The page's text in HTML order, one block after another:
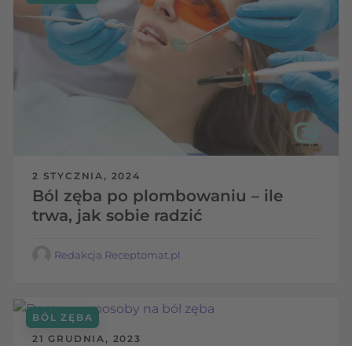
2 STYCZNIA, 2024
Ból zęba po plombowaniu – ile
trwa, jak sobie radzić
Redakcja Receptomat.pl
21 GRUDNIA, 2023
BÓL ZĘBA